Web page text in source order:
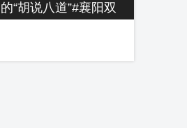
的“胡说八道”#襄阳双
木子照片相册《向往